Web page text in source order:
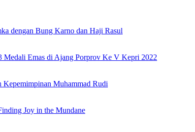
dengan Bung Karno dan Haji Rasul
Medali Emas di Ajang Porprov Ke V Kepri 2022
Kepemimpinan Muhammad Rudi
Joy in the Mundane